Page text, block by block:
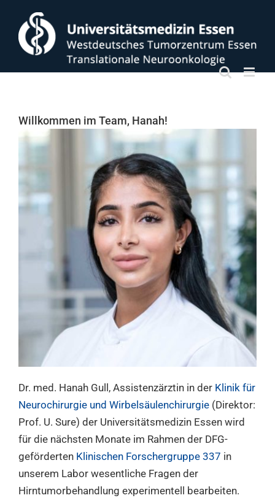
Inhalt
springen
Willkommen im Team, Hanah!
Dr. med. Hanah Gull, Assistenzärztin in der Klinik für
Neurochirurgie und Wirbelsäulenchirurgie(Direktor:
Prof. U. Sure) der Universitätsmedizin Essen wird
für die nächsten Monate im Rahmen der DFG-
geförderten Klinischen Forschergruppe 337 in
unserem Labor wesentliche Fragen der
Hirntumorbehandlung experimentell bearbeiten.